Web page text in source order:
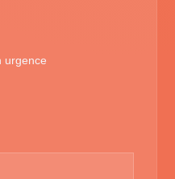
urgence